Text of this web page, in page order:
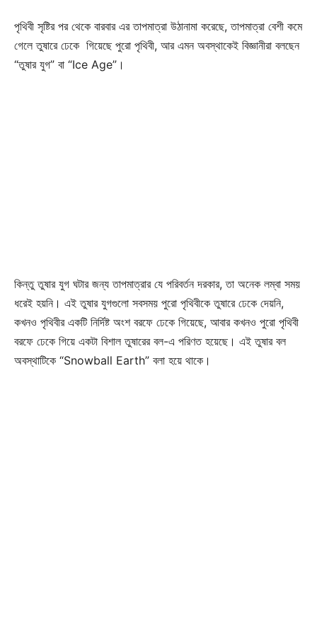
পৃথিবী সৃষ্টির পর থেকে বারবার এর তাপমাত্রা উঠানামা করেছে, তাপমাত্রা বেশী কমে
গেলে তুষারে ঢেকে গিয়েছে পুরো পৃথিবী, আর এমন অবস্থাকেই বিজ্ঞানীরা বলছেন
“তুষার যুগ” বা “Ice Age”।
কিন্তু তুষার যুগ ঘটার জন্য তাপমাত্রার যে পরিবর্তন দরকার, তা অনেক লম্বা সময়
ধরেই হয়নি। এই তুষার যুগগুলো সবসময় পুরো পৃথিবীকে তুষারে ঢেকে দেয়নি,
কখনও পৃথিবীর একটি নির্দিষ্ট অংশ বরফে ঢেকে গিয়েছে, আবার কখনও পুরো পৃথিবী
বরফে ঢেকে গিয়ে একটা বিশাল তুষারের বল-এ পরিণত হয়েছে। এই তুষার বল
অবস্থাটিকে “Snowball Earth” বলা হয়ে থাকে।